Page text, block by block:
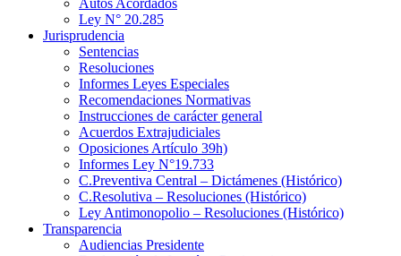
Ley N° 20.285
Jurisprudencia
Sentencias
Resoluciones
Informes Leyes Especiales
Recomendaciones Normativas
Instrucciones de carácter general
Acuerdos Extrajudiciales
Oposiciones Artículo 39h)
Informes Ley N°19.733
C.Preventiva Central – Dictámenes (Histórico)
C.Resolutiva – Resoluciones (Histórico)
Ley Antimonopolio – Resoluciones (Histórico)
Transparencia
Audiencias Presidente